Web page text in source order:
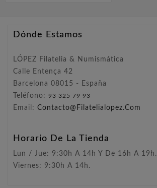
Dónde Estamos
LÓPEZ Filatelia & Numismática
Calle Entença 42
Barcelona 08015 - España
Teléfono: 93 325 79 93
Email: Contacto@filatelialopez.com
Horario De La Tienda
Lun / Jue: 9:30h A 14h Y De 16h A 19h.
Viernes: 9:30h A 14h.